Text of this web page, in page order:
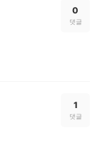
0
댓글
1
댓글